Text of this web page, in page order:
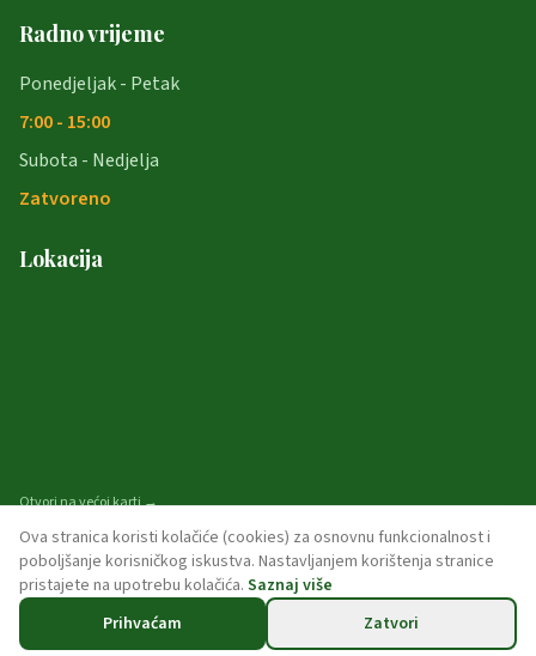
Radno vrijeme
Ponedjeljak - Petak
7:00 - 15:00
Subota - Nedjelja
Zatvoreno
Lokacija
Otvori na većoj karti →
© 2026 opcina-garcin. Sva prava pridržana.
Politika privatnosti
Ova stranica koristi kolačiće (cookies) za osnovnu funkcionalnost i
poboljšanje korisničkog iskustva. Nastavljanjem korištenja stranice
pristajete na upotrebu kolačića. Saznaj više
Prihvaćam
Zatvori